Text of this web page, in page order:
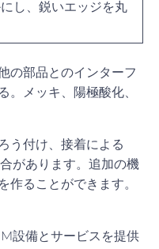
し、鋭いエッジを丸
の部品とのインターフ
。メッキ、陽極酸化、
う付け、接着による
があります。追加の機
作ることができます。
設備とサービスを提供